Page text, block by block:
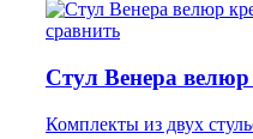
сравнить
Стул Венера
Комплекты из двух